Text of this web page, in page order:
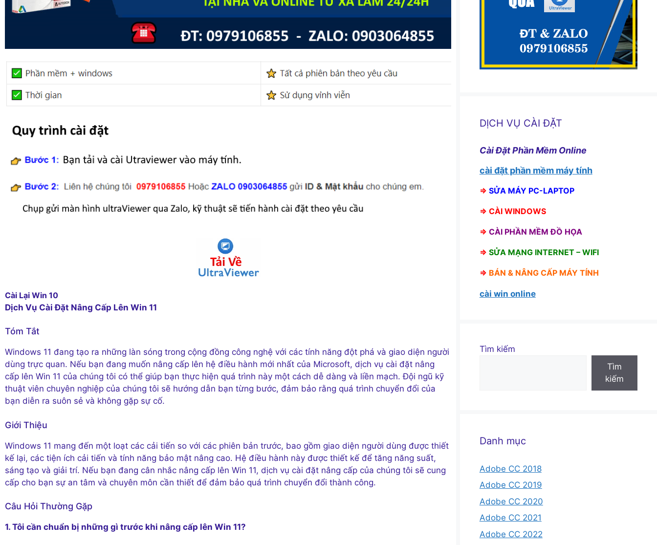
Cài Lại Win 10
Dịch Vụ Cài Đặt Nâng Cấp Lên Win 11
Tóm Tắt
Windows 11 đang tạo ra những làn sóng trong cộng đồng công nghệ với các tính năng đột phá và giao diện người
dùng trực quan. Nếu bạn đang muốn nâng cấp lên hệ điều hành mới nhất của Microsoft, dịch vụ cài đặt nâng
cấp lên Win 11 của chúng tôi có thể giúp bạn thực hiện quá trình này một cách dễ dàng và liền mạch. Đội ngũ kỹ
thuật viên chuyên nghiệp của chúng tôi sẽ hướng dẫn bạn từng bước, đảm bảo rằng quá trình chuyển đổi của
bạn diễn ra suôn sẻ và không gặp sự cố.
Giới Thiệu
Windows 11 mang đến một loạt các cải tiến so với các phiên bản trước, bao gồm giao diện người dùng được thiết
kế lại, các tiện ích cải tiến và tính năng bảo mật nâng cao. Hệ điều hành này được thiết kế để tăng năng suất,
sáng tạo và giải trí. Nếu bạn đang cân nhắc nâng cấp lên Win 11, dịch vụ cài đặt nâng cấp của chúng tôi sẽ cung
cấp cho bạn sự an tâm và chuyên môn cần thiết để đảm bảo quá trình chuyển đổi thành công.
Câu Hỏi Thường Gặp
1. Tôi cần chuẩn bị những gì trước khi nâng cấp lên Win 11?
DỊCH VỤ CÀI ĐẶT
Cài Đặt Phần Mềm Online
cài đặt phần mềm máy tính
⇒ SỬA MÁY PC-LAPTOP
⇒ CÀI WINDOWS
⇒ CÀI PHẦN MỀM ĐỒ HỌA
⇒ SỬA MẠNG INTERNET – WIFI
⇒ BÁN & NÂNG CẤP MÁY TÍNH
cài win online
Tìm kiếm
Tìm
kiếm
Danh mục
Adobe CC 2018
Adobe CC 2019
Adobe CC 2020
Adobe CC 2021
Adobe CC 2022